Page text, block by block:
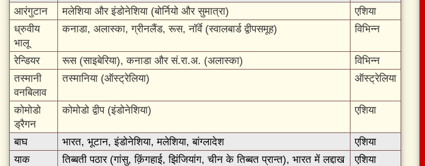
आरंगुटान मलेशिया और इंडोनेशिया (बोर्नियो और सुमात्रा)
एशिया
ध्रुवीय
भालू
कनाडा, अलास्का, ग्रीनलैंड, रूस, नॉर्वे (स्वालबार्ड द्वीपसमूह) विभिन्न
रेन्डियर रूस (साइबेरिया), कनाडा और सं.रा.अ. (अलास्का)
विभिन्न
तस्मानी
वनबिलाव
तस्मानिया (ऑस्ट्रेलिया) ऑस्ट्रेलिया
कोमोडो
ड्रैगन
कोमोडो द्वीप (इंडोनेशिया) एशिया
बाघ भारत, भूटान, इंडोनेशिया, मलेशिया, बांग्लादेश
एशिया
याक
तिब्बती पठार (गांसु, क़िंगहाई, झिंजियांग, चीन के तिब्बत प्रान्त), भारत में लद्दाख एशिया